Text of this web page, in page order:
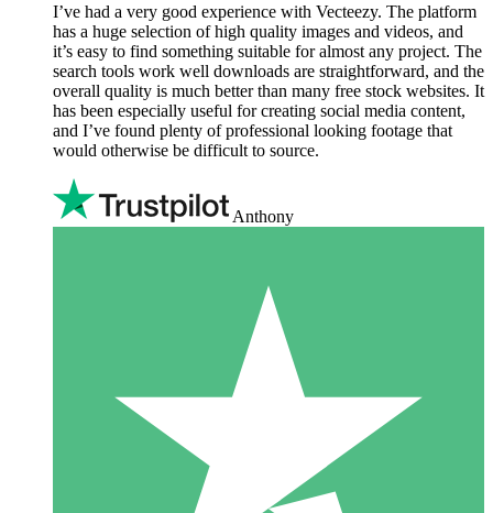
I’ve had a very good experience with Vecteezy. The platform
has a huge selection of high quality images and videos, and
it’s easy to find something suitable for almost any project. The
search tools work well downloads are straightforward, and the
overall quality is much better than many free stock websites. It
has been especially useful for creating social media content,
and I’ve found plenty of professional looking footage that
would otherwise be difficult to source.
Anthony